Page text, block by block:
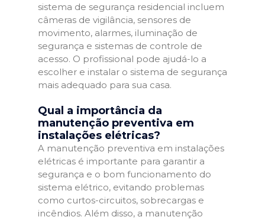
sistema de segurança residencial incluem
câmeras de vigilância, sensores de
movimento, alarmes, iluminação de
segurança e sistemas de controle de
acesso. O profissional pode ajudá-lo a
escolher e instalar o sistema de segurança
mais adequado para sua casa.
Qual a importância da
manutenção preventiva em
instalações elétricas?
A manutenção preventiva em instalações
elétricas é importante para garantir a
segurança e o bom funcionamento do
sistema elétrico, evitando problemas
como curtos-circuitos, sobrecargas e
incêndios. Além disso, a manutenção